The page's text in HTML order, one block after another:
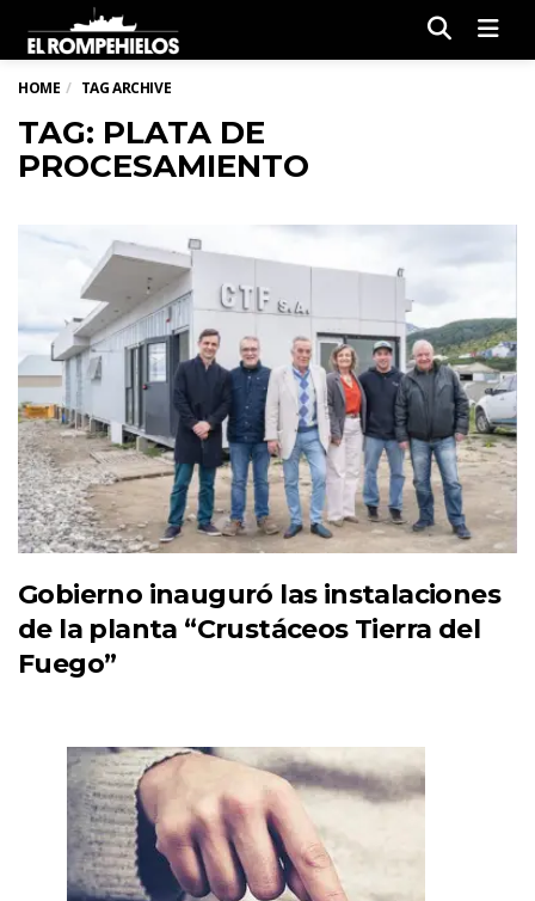
HOME TAG ARCHIVE
TAG: PLATA DE
PROCESAMIENTO
Gobierno inauguró las instalaciones
de la planta “Crustáceos Tierra del
Fuego”